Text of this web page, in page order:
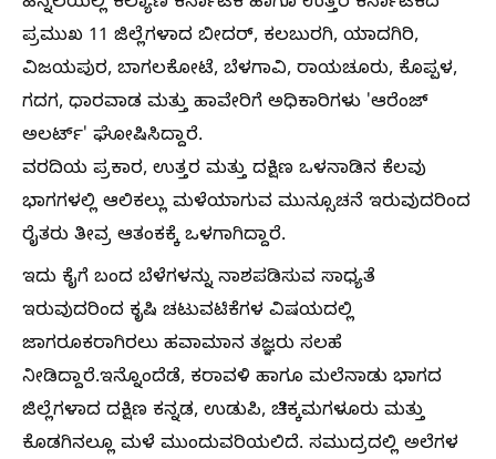
ಪ್ರಮುಖ 11 ಜಿಲ್ಲೆಗಳಾದ ಬೀದರ್, ಕಲಬುರಗಿ, ಯಾದಗಿರಿ,
ವಿಜಯಪುರ, ಬಾಗಲಕೋಟೆ, ಬೆಳಗಾವಿ, ರಾಯಚೂರು, ಕೊಪ್ಪಳ,
ಗದಗ, ಧಾರವಾಡ ಮತ್ತು ಹಾವೇರಿಗೆ ಅಧಿಕಾರಿಗಳು 'ಆರೆಂಜ್
ಅಲರ್ಟ್' ಘೋಷಿಸಿದ್ದಾರೆ.
ವರದಿಯ ಪ್ರಕಾರ, ಉತ್ತರ ಮತ್ತು ದಕ್ಷಿಣ ಒಳನಾಡಿನ ಕೆಲವು
ಭಾಗಗಳಲ್ಲಿ ಆಲಿಕಲ್ಲು ಮಳೆಯಾಗುವ ಮುನ್ಸೂಚನೆ ಇರುವುದರಿಂದ
ರೈತರು ತೀವ್ರ ಆತಂಕಕ್ಕೆ ಒಳಗಾಗಿದ್ದಾರೆ.
ಇದು ಕೈಗೆ ಬಂದ ಬೆಳೆಗಳನ್ನು ನಾಶಪಡಿಸುವ ಸಾಧ್ಯತೆ
ಇರುವುದರಿಂದ ಕೃಷಿ ಚಟುವಟಿಕೆಗಳ ವಿಷಯದಲ್ಲಿ
ಜಾಗರೂಕರಾಗಿರಲು ಹವಾಮಾನ ತಜ್ಞರು ಸಲಹೆ
ನೀಡಿದ್ದಾರೆ.ಇನ್ನೊಂದೆಡೆ, ಕರಾವಳಿ ಹಾಗೂ ಮಲೆನಾಡು ಭಾಗದ
ಜಿಲ್ಲೆಗಳಾದ ದಕ್ಷಿಣ ಕನ್ನಡ, ಉಡುಪಿ, ಚಿಕ್ಕಮಗಳೂರು ಮತ್ತು
ಕೊಡಗಿನಲ್ಲೂ ಮಳೆ ಮುಂದುವರಿಯಲಿದೆ. ಸಮುದ್ರದಲ್ಲಿ ಅಲೆಗಳ